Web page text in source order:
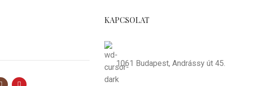
KAPCSOLAT
1061 Budapest, Andrássy út 45.